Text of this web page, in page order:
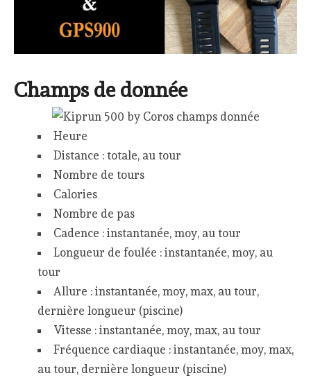
Champs de donnée
Heure
Distance : totale, au tour
Nombre de tours
Calories
Nombre de pas
Cadence : instantanée, moy, au tour
Longueur de foulée : instantanée, moy, au
tour
Allure : instantanée, moy, max, au tour,
dernière longueur (piscine)
Vitesse : instantanée, moy, max, au tour
Fréquence cardiaque : instantanée, moy, max,
au tour, dernière longueur (piscine)